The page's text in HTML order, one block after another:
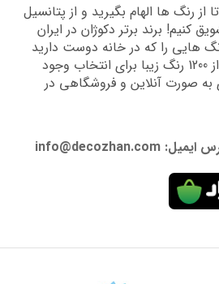
رنگ ها الهام بگیرید و از پتانسیل
برند برتر دکوژان در ایران
را که در خانه دوست دارید
پیدا کنید و دانش تخصصی لازم را برای دستیابی به نتایج عالی به شما می دهد. بیش از 1200 رنگ زیبا برای انتخاب وجود
به صورت آنلاین و فروشگاهی در